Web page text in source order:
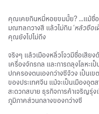
คุณเคยกินหมี่หอยขมมั้ย? ...แม้ชื่อ
มณฑลกวางสี แล้วไม่กิน ‘หลัวซือเ
คุณยังไปไม่ถึง
จริงๆ แล้วเมืองหลิ่วโจวมีชื่อเสีย
เครื่องจักรกล และการถลุงโลหะ
ปกครองตนเองกว่างซีจ้วง เป็นเ
ของประเทศจีน แม้จะเป็นเมืองอุ
สะดวกสบาย ธุรกิจการค้าเจริญรุ่ง
ภูมิภาคส่วนกลางของกว่างซี